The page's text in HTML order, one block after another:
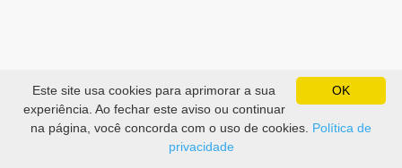
OK
Este site usa cookies para aprimorar a sua
experiência. Ao fechar este aviso ou continuar
na página, você concorda com o uso de cookies. Política de
privacidade